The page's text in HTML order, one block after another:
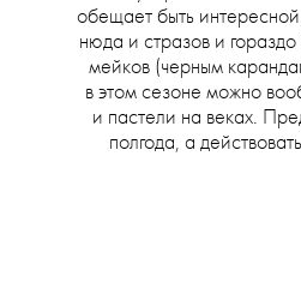
обещает быть
нюда и стразов и
мейков (черным
в этом сезоне можно
и пастели на веках.
полгода, а